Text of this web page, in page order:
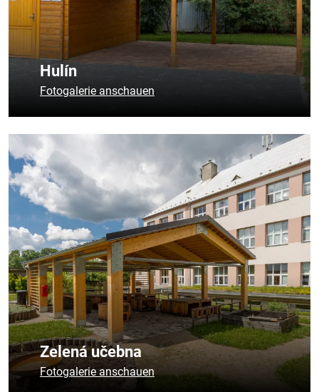
Hulín
Fotogalerie anschauen
Zelená učebna
Fotogalerie anschauen